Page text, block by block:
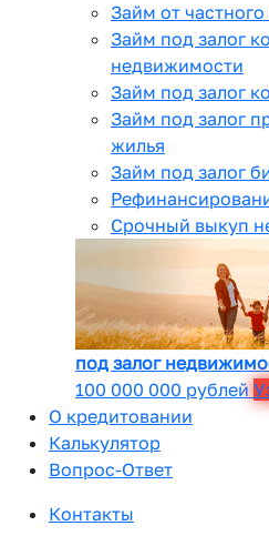
Займ от
Займ под залог
недвижимости
Займ под залог
Займ под залог
жилья
Займ под залог
Срочный выкуп
под залог
100 000 000 рублей
О кредитовании
Калькулятор
Вопрос-Ответ
Контакты